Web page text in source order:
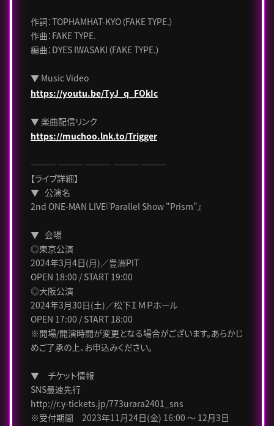
作詞：TOPHAMHAT-KYO（FAKE TYPE.）
作曲：FAKE TYPE.
編曲：DYES IWASAKI（FAKE TYPE.）
▼ Music Video
https://youtu.be/TyJ_q_FOkIc
▼ 楽曲配信リンク
https://muchoo.lnk.to/Trigger
――― ――― ――― ――― ―――
【ライブ詳細】
▼ 公演名
2nd ONE-MAN LIVE『Parallel Show "Prism"』
▼ 会場
◎東京公演
2024年3月4日(月)／豊洲PIT
OPEN 18:00 / START 19:00
◎大阪公演
2024年3月30日(土)／松下ＩＭＰホール
OPEN 17:00 / START 18:00
※開場/開演時間が変更となる場合がございます。あらかじ
めご了承の上、お申込みください。
▼ チケット情報
SNS最速先行
http://r.y-tickets.jp/773urara2401_sns
※受付期間 2023年11月24日(金) 16:00 ～ 12月3日